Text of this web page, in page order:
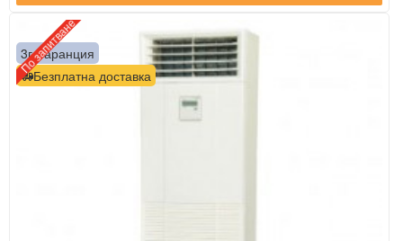
Безплатна доставка
3г. гаранция
По запитване